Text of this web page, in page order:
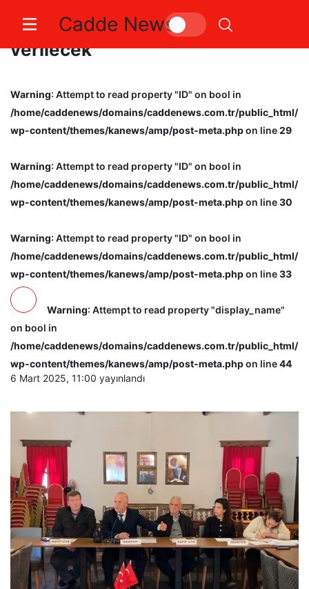
Cadde News
15 ton su evlere ücretsiz olarak
verilecek
Warning: Attempt to read property "ID" on bool in
/home/caddenews/domains/caddenews.com.tr/public_html/
wp-content/themes/kanews/amp/post-meta.phpon line29
Warning: Attempt to read property "ID" on bool in
/home/caddenews/domains/caddenews.com.tr/public_html/
wp-content/themes/kanews/amp/post-meta.phpon line30
Warning: Attempt to read property "ID" on bool in
/home/caddenews/domains/caddenews.com.tr/public_html/
wp-content/themes/kanews/amp/post-meta.phpon line33
Warning: Attempt to read property "display_name"
on bool in
/home/caddenews/domains/caddenews.com.tr/public_html/
wp-content/themes/kanews/amp/post-meta.phpon line44
6 Mart 2025, 11:00 yayınlandı